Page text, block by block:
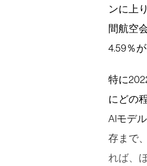
ンに上
間航空
4.59％
特に
にどの
AIモデ
存まで
れば、